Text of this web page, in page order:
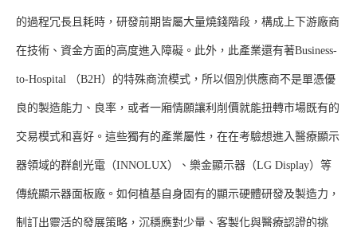
的過程冗長且耗時，研發前期皆屬大量燒錢階段，構成上下游廠商
在技術、資金方面的高度進入障礙。此外，此產業還有著Business-
to-Hospital （B2H）的特殊商流模式，所以個別供應商不是單憑優
良的製造能力、良率，或者一廂情願讓利削價就能扭轉市場既有的
交易模式和喜好。這些獨有的產業屬性，在在考驗想進入醫療顯示
器領域的群創光電（INNOLUX）、樂金顯示器（LG Display）等
傳統顯示器面板廠。如何植基自身固有的顯示硬體研發及製造力，
制訂出靈活的發展策略，沉穩應對少量、客製化與醫療認證的挑